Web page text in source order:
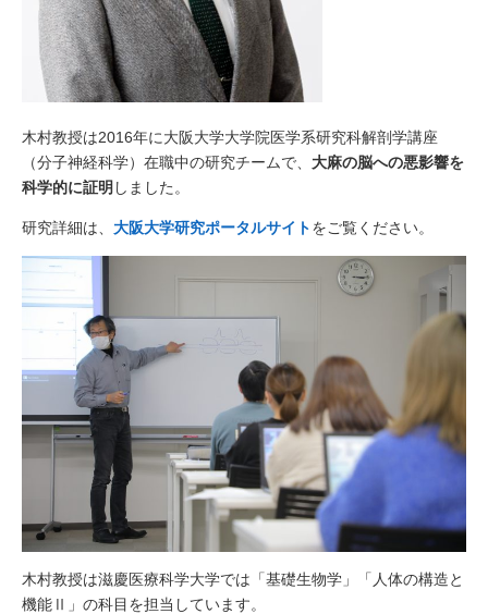
木村教授は2016年に大阪大学大学院医学系研究科解剖学講座
（分子神経科学）在職中の研究チームで、 大麻の脳への悪影響を
科学的に証明 しました。
研究詳細は、 大阪大学研究ポータルサイトをご覧ください。
木村教授は滋慶医療科学大学では「基礎生物学」「人体の構造と
機能Ⅱ」の科目を担当しています。